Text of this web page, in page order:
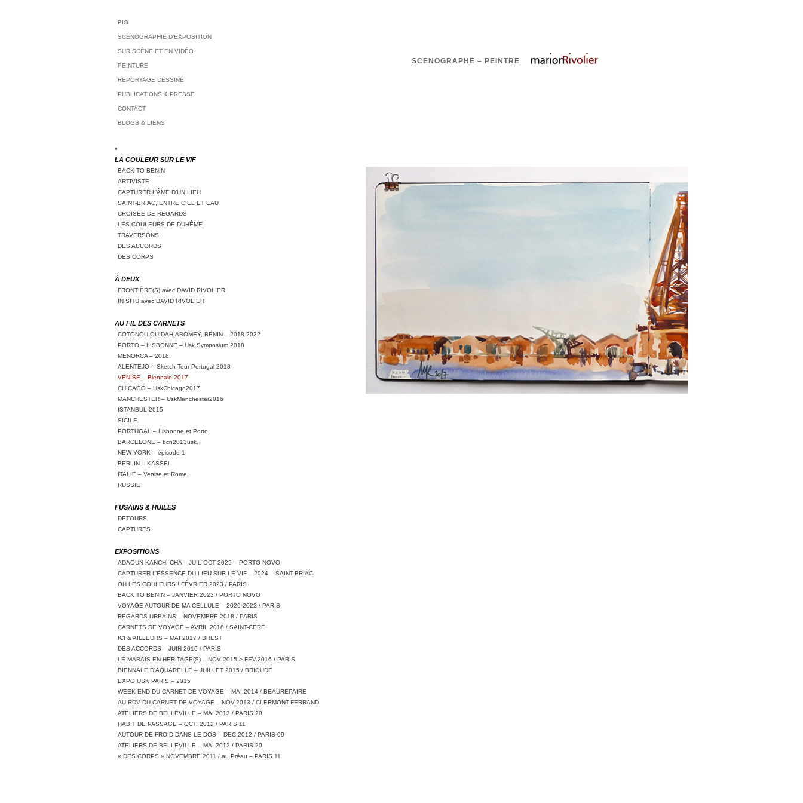
BIO
SCÉNOGRAPHIE D’EXPOSITION
SUR SCÈNE ET EN VIDÉO
PEINTURE
REPORTAGE DESSINÉ
PUBLICATIONS & PRESSE
CONTACT
BLOGS & LIENS
SCENOGRAPHE – PEINTRE
LA COULEUR SUR LE VIF
BACK TO BENIN
ARTIVISTE
CAPTURER L’ÂME D’UN LIEU
SAINT-BRIAC, ENTRE CIEL ET EAU
CROISÉE DE REGARDS
LES COULEURS DE DUHÊME
TRAVERSONS
DES ACCORDS
DES CORPS
À DEUX
FRONTIÈRE(S) avec DAVID RIVOLIER
IN SITU avec DAVID RIVOLIER
AU FIL DES CARNETS
COTONOU-OUIDAH-ABOMEY, BENIN – 2018-2022
PORTO – LISBONNE – Usk Symposium 2018
MENORCA – 2018
ALENTEJO – Sketch Tour Portugal 2018
VENISE – Biennale 2017
CHICAGO – UskChicago2017
MANCHESTER – UskManchester2016
ISTANBUL-2015
SICILE
PORTUGAL – Lisbonne et Porto.
BARCELONE – bcn2013usk.
NEW YORK – épisode 1
BERLIN – KASSEL
ITALIE – Venise et Rome.
RUSSIE
FUSAINS & HUILES
DETOURS
CAPTURES
EXPOSITIONS
ADAOUN KANCHI-CHA – JUIL-OCT 2025 – PORTO NOVO
CAPTURER L’ESSENCE DU LIEU SUR LE VIF – 2024 – SAINT-BRIAC
OH LES COULEURS ! FÉVRIER 2023 / PARIS
BACK TO BENIN – JANVIER 2023 / PORTO NOVO
VOYAGE AUTOUR DE MA CELLULE – 2020-2022 / PARIS
REGARDS URBAINS – NOVEMBRE 2018 / PARIS
CARNETS DE VOYAGE – AVRIL 2018 / SAINT-CERE
ICI & AILLEURS – MAI 2017 / BREST
DES ACCORDS – JUIN 2016 / PARIS
LE MARAIS EN HERITAGE(S) – NOV 2015 > FEV.2016 / PARIS
BIENNALE D’AQUARELLE – JUILLET 2015 / BRIOUDE
EXPO USK PARIS – 2015
WEEK-END DU CARNET DE VOYAGE – MAI 2014 / BEAUREPAIRE
AU RDV DU CARNET DE VOYAGE – NOV.2013 / CLERMONT-FERRAND
ATELIERS DE BELLEVILLE – MAI 2013 / PARIS 20
HABIT DE PASSAGE – OCT. 2012 / PARIS 11
AUTOUR DE FROID DANS LE DOS – DEC.2012 / PARIS 09
ATELIERS DE BELLEVILLE – MAI 2012 / PARIS 20
« DES CORPS » NOVEMBRE 2011 / au Préau – PARIS 11